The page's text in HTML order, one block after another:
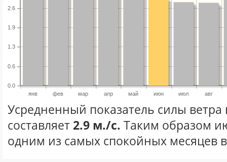
янв фев мар апр май июн июл авг
0.0
0.6
1.3
1.9
2.6
Усредненный показатель силы
составляет 2.9 м./с. Таким образом
одним из самых спокойных месяцев